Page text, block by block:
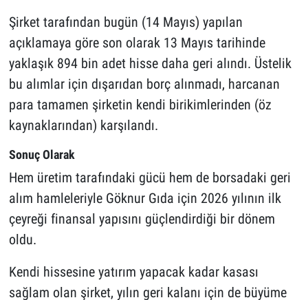
Şirket tarafından bugün (14 Mayıs) yapılan
açıklamaya göre son olarak 13 Mayıs tarihinde
yaklaşık 894 bin adet hisse daha geri alındı. Üstelik
bu alımlar için dışarıdan borç alınmadı, harcanan
para tamamen şirketin kendi birikimlerinden (öz
kaynaklarından) karşılandı.
Sonuç Olarak
Hem üretim tarafındaki gücü hem de borsadaki geri
alım hamleleriyle Göknur Gıda için 2026 yılının ilk
çeyreği finansal yapısını güçlendirdiği bir dönem
oldu.
Kendi hissesine yatırım yapacak kadar kasası
sağlam olan şirket, yılın geri kalanı için de büyüme